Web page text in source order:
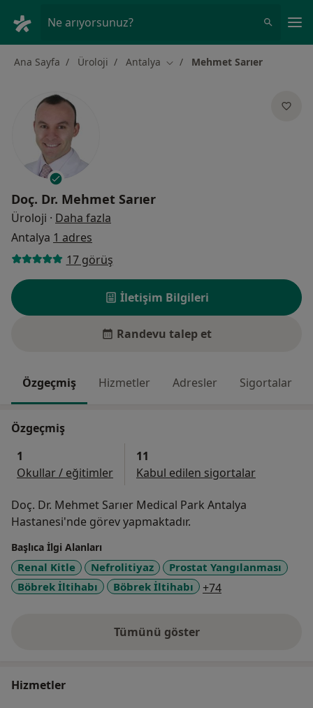
Ne arıyorsunuz?
Ana Sayfa Üroloji Antalya Şehir değiştir
Mehmet Sarıer
Doç. Dr. Mehmet Sarıer
Üroloji · Daha fazla
Antalya 1 adres
17 görüş
İletişim Bilgileri
Randevu talep et
Özgeçmiş Hizmetler Adresler Sigortalar
Özgeçmiş
1
Okullar / eğitimler
11
Kabul edilen sigortalar
Doç. Dr. Mehmet Sarıer Medical Park Antalya
Hastanesi'nde görev yapmaktadır.
Başlıca İlgi Alanları
Renal Kitle Nefrolitiyaz
Prostat Yangılanması
Böbrek İltihabı
Böbrek İltihabı +74
Tümünü gösterdeneyim hakkında
Hizmetler